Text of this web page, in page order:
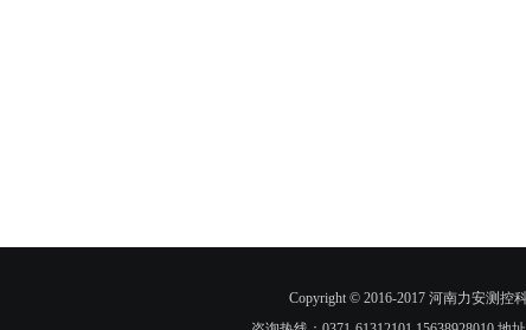
Copyright © 2016-2017 河南力安测